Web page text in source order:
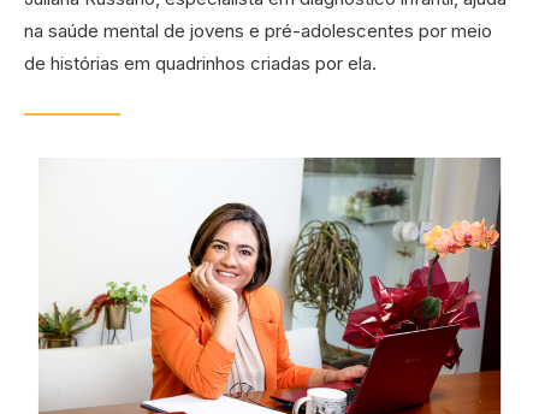
na saúde mental de jovens e pré-adolescentes por meio
de histórias em quadrinhos criadas por ela.